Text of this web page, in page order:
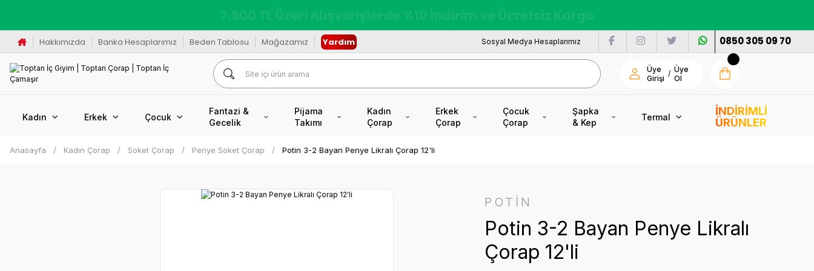
Hakkımızda Banka Hesaplarımız Beden Tablosu Mağazamız Yardım Sosyal Medya Hesaplarımız 0850 305 09 70
Üye
Girişi
/ Üye
Ol
Kadın Erkek Çocuk
Fantazi &
Gecelik
Pijama
Takımı
Kadın
Çorap
Erkek
Çorap
Çocuk
Çorap
Şapka
& Kep
Termal
İNDİRİMLİ
ÜRÜNLER
Anasayfa Kadın Çorap Soket Çorap Penye Soket Çorap Potin 3-2 Bayan Penye Likralı Çorap 12'li
POTİN
Potin 3-2 Bayan Penye Likralı
Çorap 12'li